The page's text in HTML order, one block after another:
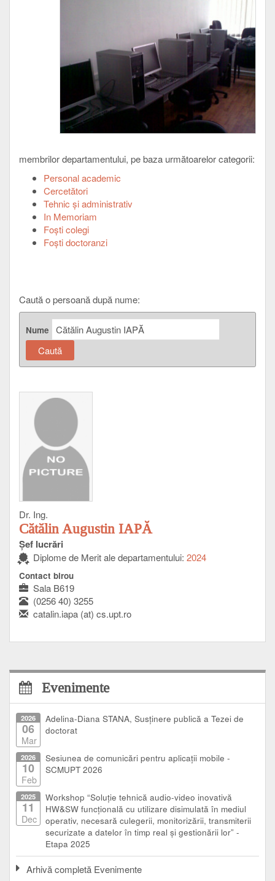
membrilor departamentului, pe baza următoarelor categorii:
Personal academic
Cercetători
Tehnic şi administrativ
In Memoriam
Foşti colegi
Foşti doctoranzi
Caută o persoană după nume:
Nume
Dr. Ing.
Cătălin Augustin IAPĂ
Şef lucrări
Diplome de Merit ale departamentului: 2024
Contact birou
Sala B619
(0256 40) 3255
catalin.iapa (at) cs.upt.ro
Evenimente
2026
06
Mar
Adelina-Diana STANA, Susținere publică a Tezei de
doctorat
2026
10
Feb
Sesiunea de comunicări pentru aplicații mobile -
SCMUPT 2026
2025
11
Dec
Workshop “Soluție tehnică audio-video inovativă
HW&SW funcțională cu utilizare disimulată în mediul
operativ, necesară culegerii, monitorizării, transmiterii
securizate a datelor în timp real și gestionării lor” -
Etapa 2025
Arhivă completă Evenimente